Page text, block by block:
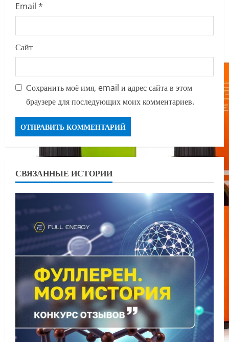
Email *
Сайт
Сохранить моё имя, email и адрес сайта в этом
браузере для последующих моих комментариев.
СВЯЗАННЫЕ ИСТОРИИ